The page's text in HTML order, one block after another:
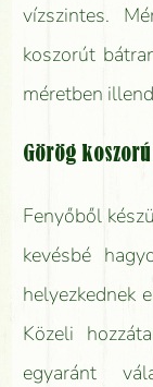
vízszintes.
koszorút
méretben
Görög koszorú
Fenyőből
kevésbé
helyezkednek
Közeli
egyaránt